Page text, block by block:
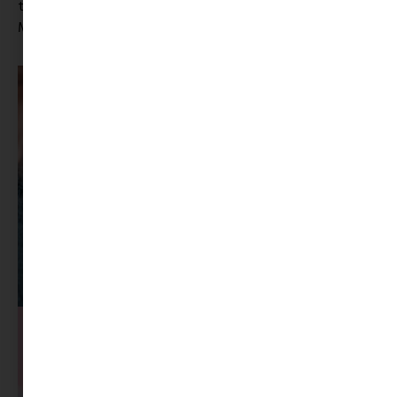
tudja tanulni finoman használni), de szép hangja legyen.
Megint csak: a szülők hálásak lesznek.